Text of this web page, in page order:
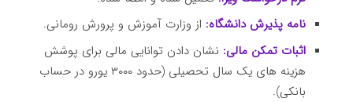
نامه پذیرش دانشگاه: از وزارت آموزش و پرورش رومانی.
اثبات تمکن مالی: نشان دادن توانایی مالی برای پوشش
هزینه های یک سال تحصیلی (حدود ۳۰۰۰ یورو در حساب
بانکی).